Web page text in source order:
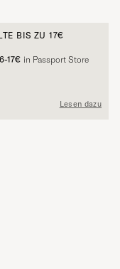
BIS ZU 17€
6-17€ in Passport Store
Lesen dazu